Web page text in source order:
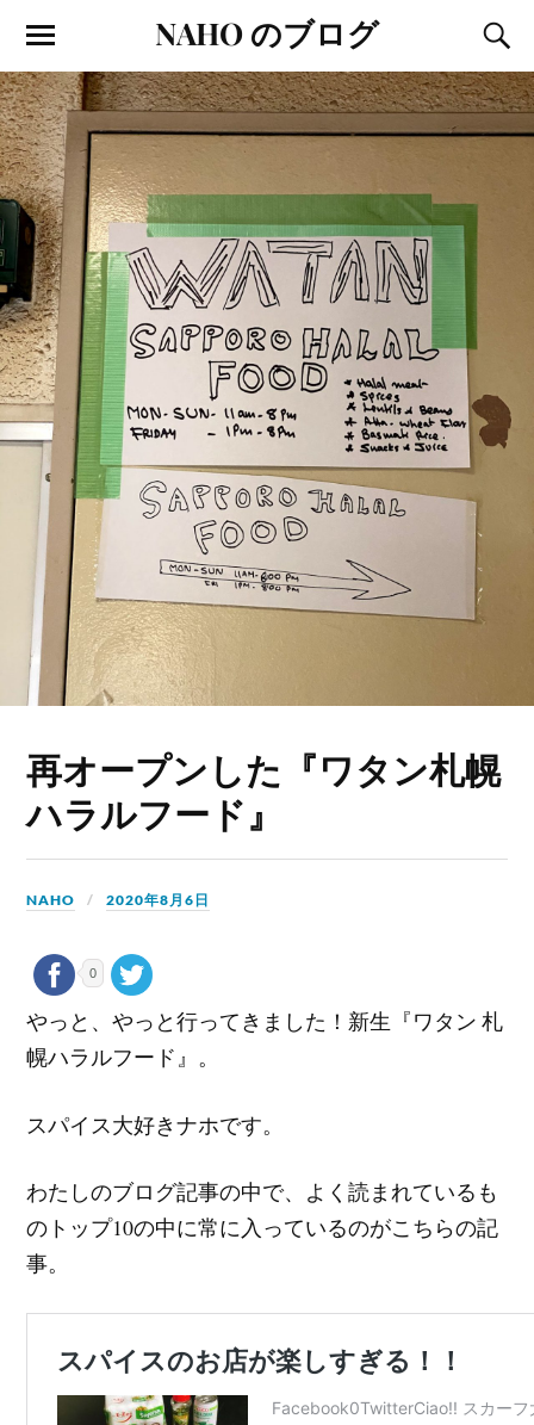
NAHO のブログ
再オープンした『ワタン札幌
ハラルフード』
NAHO 2020年8月6日
0
やっと、やっと行ってきました！新生『ワタン 札
幌ハラルフード』。
スパイス大好きナホです。
わたしのブログ記事の中で、よく読まれているも
のトップ10の中に常に入っているのがこちらの記
事。